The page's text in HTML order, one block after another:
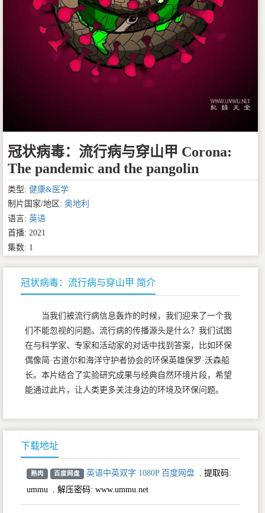
冠状病毒：流行病与穿山甲 Corona:
The pandemic and the pangolin
类型: 健康&医学
制片国家/地区: 奥地利
语言: 英语
首播: 2021
集数: 1
冠状病毒：流行病与穿山甲 简介
当我们被流行病信息轰炸的时候，我们迎来了一个我
们不能忽视的问题。流行病的传播源头是什么？我们试图
在与科学家、专家和活动家的对话中找到答案，比如环保
偶像简·古道尔和海洋守护者协会的环保英雄保罗·沃森船
长。本片结合了实验研究成果与经典自然环境片段，希望
能通过此片，让人类更多关注身边的环境及环保问题。
下载地址
熟肉 百度网盘 英语中英双字 1080P 百度网盘 , 提取码:
ummu , 解压密码: www.ummu.net